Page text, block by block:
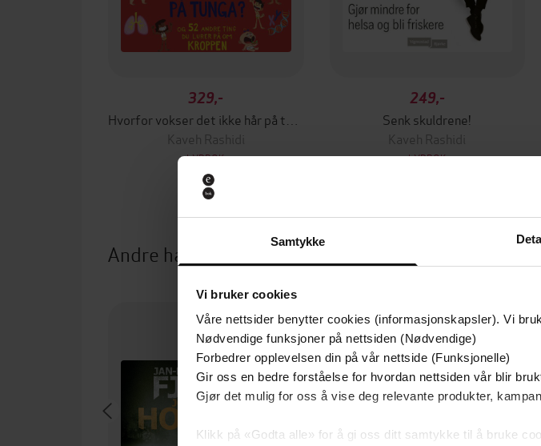
Samtykke
Vi bruker cookies
Våre nettsider benytter cookies (informasjonskapsler). Vi
Nødvendige funksjoner på nettsiden (Nødvendige)
Forbedrer opplevelsen din på vår nettside (Funksjonelle)
Gir oss en bedre forståelse for hvordan nettsiden vår blir
Gjør det mulig for oss å vise deg relevante produkter,
Klikk på «Godta alle» for å gi oss ditt samtykke til å bruke
329,-
Kaveh Rashidi
LYDBOK
249,-
Senk skuldrene!
Kaveh Rashidi
LYDBOK
Andre har også kjøpt